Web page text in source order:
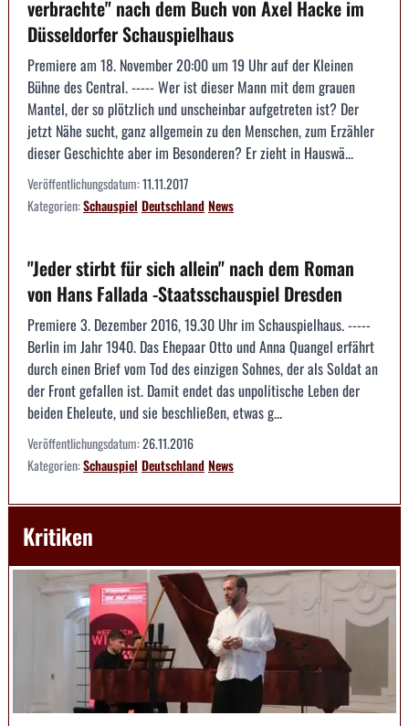
verbrachte" nach dem Buch von Axel Hacke im
Düsseldorfer Schauspielhaus
Premiere am 18. November 20:00 um 19 Uhr auf der Kleinen
Bühne des Central. ----- Wer ist dieser Mann mit dem grauen
Mantel, der so plötzlich und unscheinbar aufgetreten ist? Der
jetzt Nähe sucht, ganz allgemein zu den Menschen, zum Erzähler
dieser Geschichte aber im Besonderen? Er zieht in Hauswä...
Veröffentlichungsdatum:11.11.2017
Kategorien:Schauspiel DeutschlandNews
"Jeder stirbt für sich allein" nach dem Roman
von Hans Fallada -Staatsschauspiel Dresden
Premiere 3. Dezember 2016, 19.30 Uhr im Schauspielhaus. -----
Berlin im Jahr 1940. Das Ehepaar Otto und Anna Quangel erfährt
durch einen Brief vom Tod des einzigen Sohnes, der als ­Soldat an
der Front gefallen ist. Damit endet das unpolitische Leben der
beiden Eheleute, und sie beschließen, etwas g...
Veröffentlichungsdatum:26.11.2016
Kategorien:Schauspiel DeutschlandNews
Kritiken